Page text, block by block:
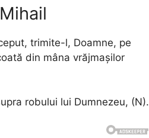
trimite-l, Doamne, pe
din mâna vrăjmaşilor
robului lui Dumnezeu, (N).